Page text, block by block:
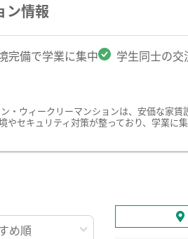
ン情報
完備で学業に集中
学生同士の交
・ウィークリーマンションは、安価な家賃
セキュリティ対策が整っており、学業に